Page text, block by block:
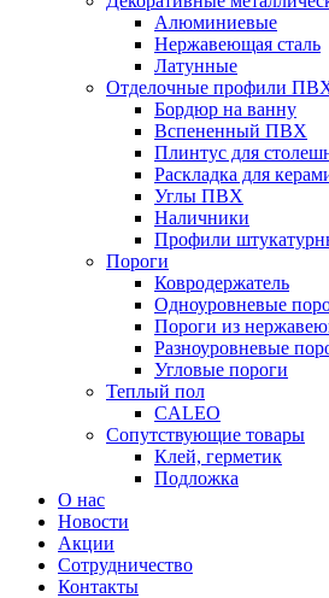
Алюминиевые
Нержавеющая сталь
Латунные
Отделочные профили
Бордюр на ванну
Вспененный ПВХ
Плинтус для
Раскладка для
Углы ПВХ
Наличники
Профили
Пороги
Ковродержатель
Одноуровневые
Пороги из
Разноуровневые
Угловые пороги
Теплый пол
CALEO
Сопутствующие товары
Клей, герметик
Подложка
О нас
Новости
Акции
Сотрудничество
Контакты